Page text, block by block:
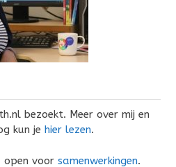
bezoekt. Meer over mij en
kun je hier lezen.
voor samenwerkingen.